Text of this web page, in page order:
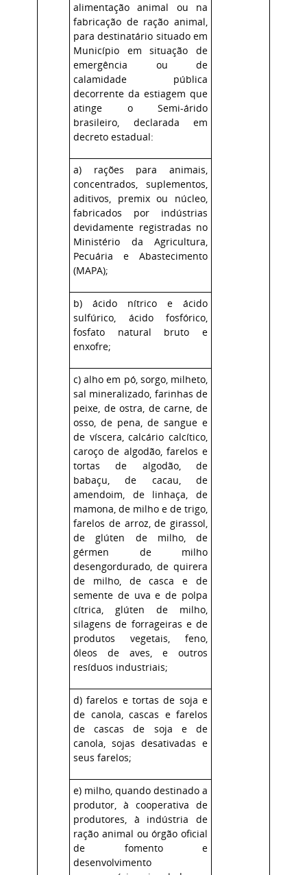
alimentação animal ou na
fabricação de ração animal,
para destinatário situado em
Município em situação de
emergência ou de
calamidade pública
decorrente da estiagem que
atinge o Semi-árido
brasileiro, declarada em
decreto estadual:
a) rações para animais,
concentrados, suplementos,
aditivos, premix ou núcleo,
fabricados por indústrias
devidamente registradas no
Ministério da Agricultura,
Pecuária e Abastecimento
(MAPA);
b) ácido nítrico e ácido
sulfúrico, ácido fosfórico,
fosfato natural bruto e
enxofre;
c) alho em pó, sorgo, milheto,
sal mineralizado, farinhas de
peixe, de ostra, de carne, de
osso, de pena, de sangue e
de víscera, calcário calcítico,
caroço de algodão, farelos e
tortas de algodão, de
babaçu, de cacau, de
amendoim, de linhaça, de
mamona, de milho e de trigo,
farelos de arroz, de girassol,
de glúten de milho, de
gérmen de milho
desengordurado, de quirera
de milho, de casca e de
semente de uva e de polpa
cítrica, glúten de milho,
silagens de forrageiras e de
produtos vegetais, feno,
óleos de aves, e outros
resíduos industriais;
d) farelos e tortas de soja e
de canola, cascas e farelos
de cascas de soja e de
canola, sojas desativadas e
seus farelos;
e) milho, quando destinado a
produtor, à cooperativa de
produtores, à indústria de
ração animal ou órgão oficial
de fomento e
desenvolvimento